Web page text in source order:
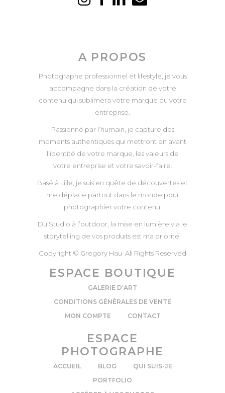
A PROPOS
Photographe professionnel et lifestyle, je vous
accompagne dans la création de votre
contenu qui sublimera votre marque ou votre
entreprise.
Passionné par l’humain, je capture des
moments authentiques qui mettront en avant
l’identité de votre marque, les valeurs de
votre entreprise et votre savoir-faire.
Basé à Lille, je suis en quête de découvertes et
me déplace partout dans le monde pour
photographier votre contenu.
Du Studio à l’outdoor, la mise en lumière via le
storytelling de vos produits est ma priorité.
Copyright © Gregory Hau All Rights Reserved
ESPACE BOUTIQUE
GALERIE D’ART
CONDITIONS GÉNÉRALES DE VENTE
MON COMPTE
CONTACT
ESPACE
PHOTOGRAPHE
ACCUEIL BLOG
QUI SUIS-JE
PORTFOLIO